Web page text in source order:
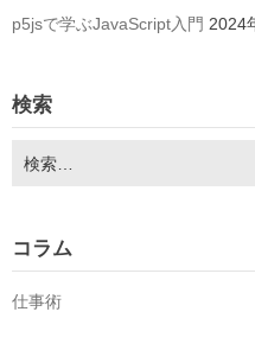
p5jsで学ぶJavaScript入門 2024
検索
索:
コラム
仕事術